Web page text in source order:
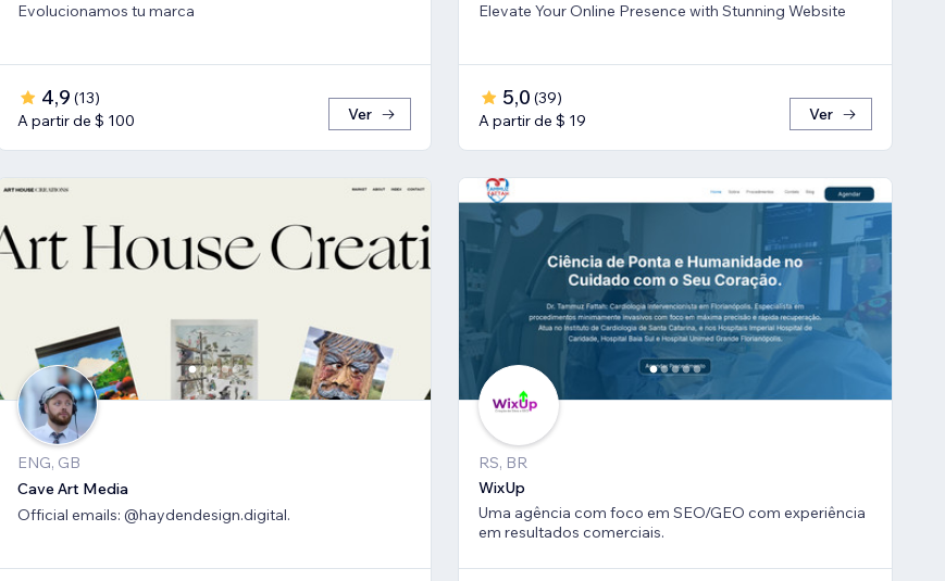
Evolucionamos tu marca
4,9 (13)
A partir de $ 100
Ver
Elevate Your Online Presence with Stunning Website
5,0 (39)
A partir de $ 19
Ver
ENG, GB
Cave Art Media
Official emails: @haydendesign.digital.
RS, BR
WixUp
Uma agência com foco em SEO/GEO com experiência
em resultados comerciais.